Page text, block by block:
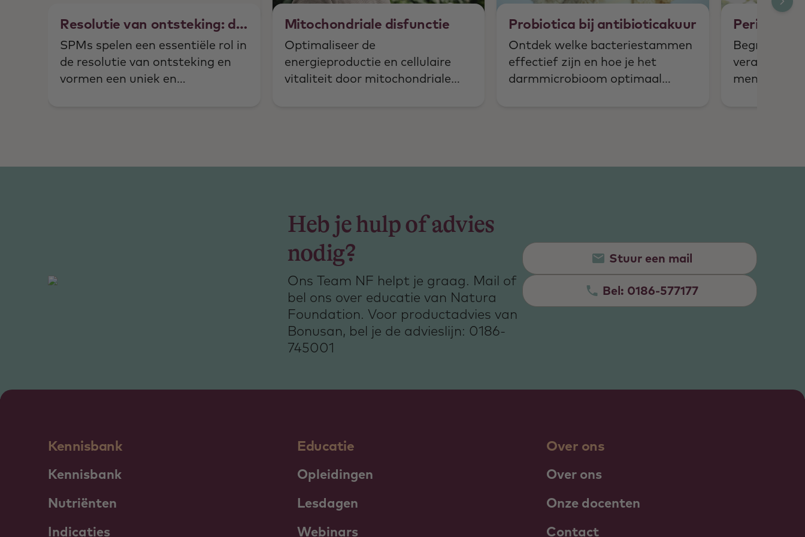
Resolutie van ontsteking: de
rol van SPM
SPMs spelen een essentiële rol in
de resolutie van ontsteking en
vormen een uniek en
Mitochondriale disfunctie
Optimaliseer de
energieproductie en cellulaire
vitaliteit door mitochondriale
Probiotica bij antibioticakuur
Ontdek welke bacteriestammen
effectief zijn en hoe je het
darmmicrobioom optimaal
Peri-
Begrijp de
menopauze
Heb je hulp of advies
nodig?
Ons Team NF helpt je graag. Mail of
bel ons over educatie van Natura
Foundation. Voor productadvies van
Bonusan, bel je de advieslijn: 0186-
745001
Stuur een mail
Bel: 0186-577177
Kennisbank
Kennisbank
Nutriënten
Indicaties
Educatie
Opleidingen
Lesdagen
Webinars
Over ons
Over ons
Onze docenten
Contact